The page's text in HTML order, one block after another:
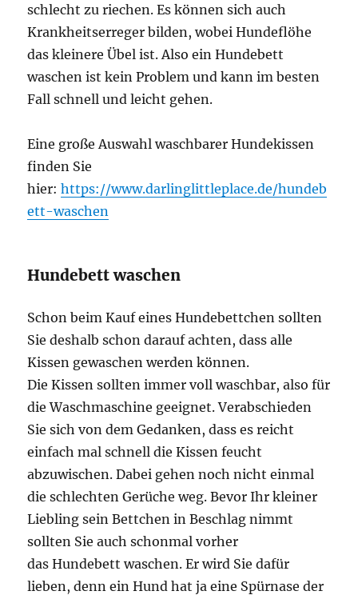
schlecht zu riechen. Es können sich auch
Krankheitserreger bilden, wobei Hundeflöhe
das kleinere Übel ist. Also ein Hundebett
waschen ist kein Problem und kann im besten
Fall schnell und leicht gehen.
Eine große Auswahl waschbarer Hundekissen
finden Sie
hier:https://www.darlinglittleplace.de/hundeb
ett-waschen
Hundebett waschen
Schon beim Kauf eines Hundebettchen sollten
Sie deshalb schon darauf achten, dass alle
Kissen gewaschen werden können.
Die Kissen sollten immer voll waschbar, also für
die Waschmaschine geeignet. Verabschieden
Sie sich von dem Gedanken, dass es reicht
einfach mal schnell die Kissen feucht
abzuwischen. Dabei gehen noch nicht einmal
die schlechten Gerüche weg. Bevor Ihr kleiner
Liebling sein Bettchen in Beschlag nimmt
sollten Sie auch schonmal vorher
das Hundebett waschen. Er wird Sie dafür
lieben, denn ein Hund hat ja eine Spürnase der